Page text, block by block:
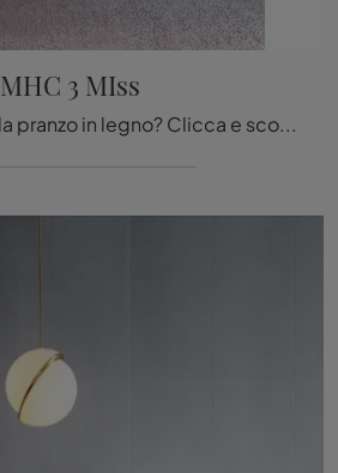
MHC 3 MIss
Cerchi una sedia da pranzo in legno? Clicca e scopri il modello MHC 3 MIss di Molteni & C per completare i tuoi locali alla perfezione.